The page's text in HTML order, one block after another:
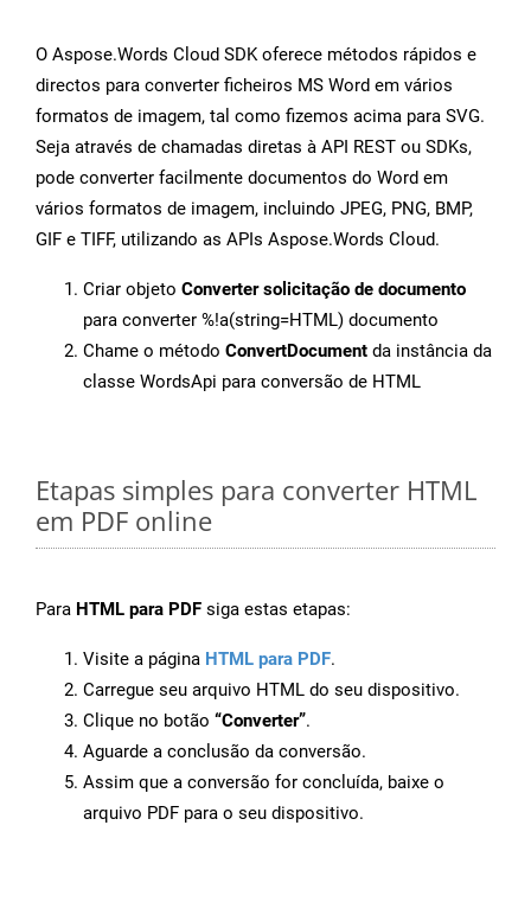
O Aspose.Words Cloud SDK oferece métodos rápidos e
directos para converter ficheiros MS Word em vários
formatos de imagem, tal como fizemos acima para SVG.
Seja através de chamadas diretas à API REST ou SDKs,
pode converter facilmente documentos do Word em
vários formatos de imagem, incluindo JPEG, PNG, BMP,
GIF e TIFF, utilizando as APIs Aspose.Words Cloud.
Criar objeto Converter solicitação de documento
para converter %!a(string=HTML) documento
Chame o método ConvertDocument da instância da
classe WordsApi para conversão de HTML
Etapas simples para converter HTML
em PDF online
Para HTML para PDF siga estas etapas:
Visite a página HTML para PDF.
Carregue seu arquivo HTML do seu dispositivo.
Clique no botão “Converter”.
Aguarde a conclusão da conversão.
Assim que a conversão for concluída, baixe o
arquivo PDF para o seu dispositivo.